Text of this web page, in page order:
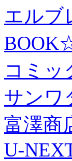
エルブ
コミッ
サンワ
富澤商
U-